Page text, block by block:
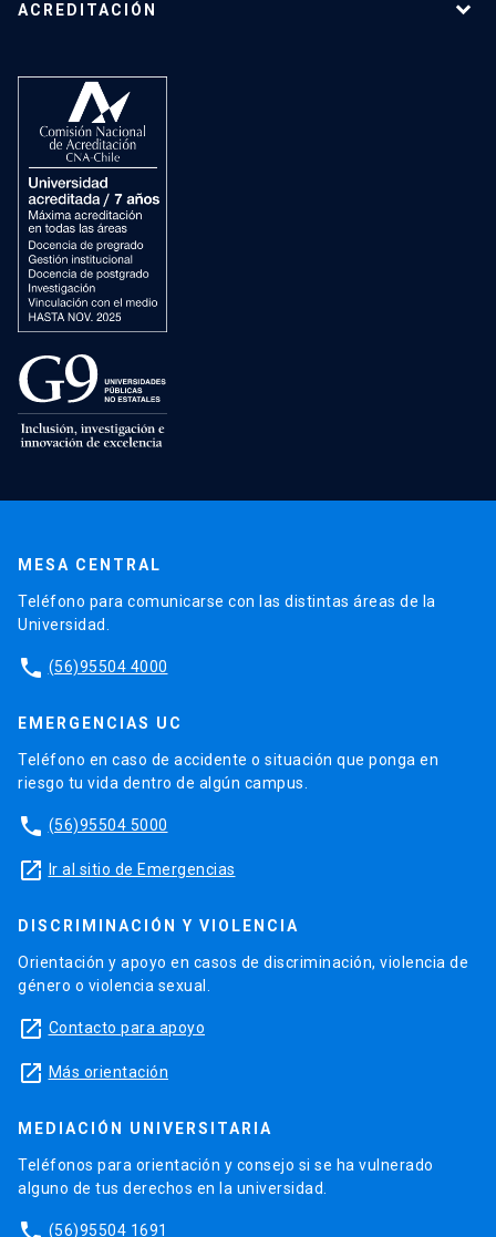
ACREDITACIÓN
MESA CENTRAL
Teléfono para comunicarse con las distintas áreas de la
Universidad.
phone (56)95504 4000
EMERGENCIAS UC
Teléfono en caso de accidente o situación que ponga en
riesgo tu vida dentro de algún campus.
phone (56)95504 5000
launch Ir al sitio de Emergencias
DISCRIMINACIÓN Y VIOLENCIA
Orientación y apoyo en casos de discriminación, violencia de
género o violencia sexual.
launch Contacto para apoyo
launch Más orientación
MEDIACIÓN UNIVERSITARIA
Teléfonos para orientación y consejo si se ha vulnerado
alguno de tus derechos en la universidad.
(56)95504 1691